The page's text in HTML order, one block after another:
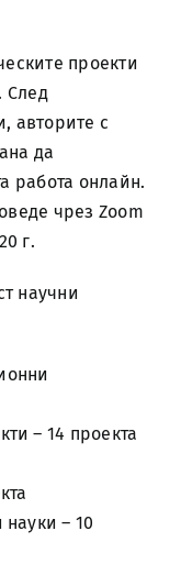
проекти
След
авторите с
да
работа онлайн.
чрез Zoom
г.
научни
– 14 проекта
– 10